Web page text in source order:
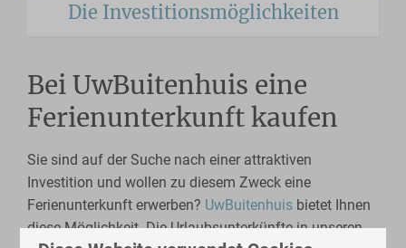
Die Investitionsmöglichkeiten
Bei UwBuitenhuis eine
Ferienunterkunft kaufen
Sie sind auf der Suche nach einer attraktiven
Investition und wollen zu diesem Zweck eine
Ferienunterkunft erwerben? UwBuitenhuis bietet Ihnen
diese Möglichkeit. Die Urlaubsunterkünfte in unseren